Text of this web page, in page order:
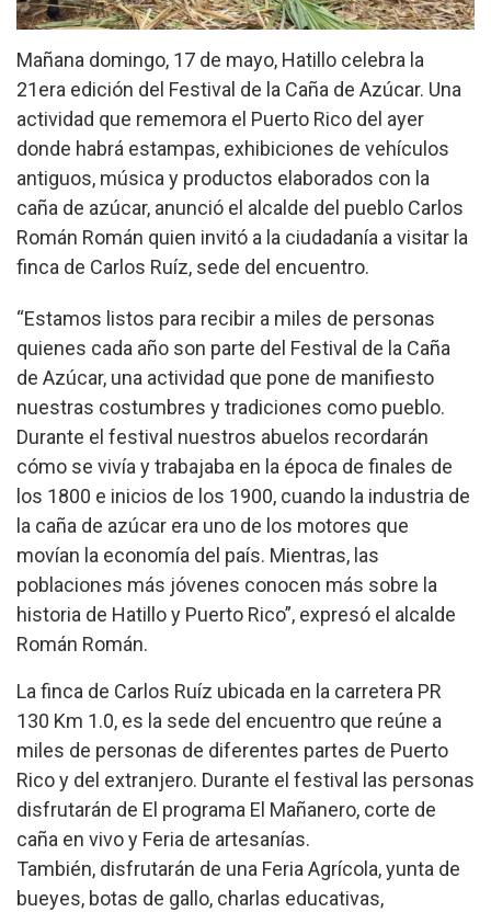
Mañana domingo, 17 de mayo, Hatillo celebra la
21era edición del Festival de la Caña de Azúcar. Una
actividad que rememora el Puerto Rico del ayer
donde habrá estampas, exhibiciones de vehículos
antiguos, música y productos elaborados con la
caña de azúcar, anunció el alcalde del pueblo Carlos
Román Román quien invitó a la ciudadanía a visitar la
finca de Carlos Ruíz, sede del encuentro.
“Estamos listos para recibir a miles de personas
quienes cada año son parte del Festival de la Caña
de Azúcar, una actividad que pone de manifiesto
nuestras costumbres y tradiciones como pueblo.
Durante el festival nuestros abuelos recordarán
cómo se vivía y trabajaba en la época de finales de
los 1800 e inicios de los 1900, cuando la industria de
la caña de azúcar era uno de los motores que
movían la economía del país. Mientras, las
poblaciones más jóvenes conocen más sobre la
historia de Hatillo y Puerto Rico”, expresó el alcalde
Román Román.
La finca de Carlos Ruíz ubicada en la carretera PR
130 Km 1.0, es la sede del encuentro que reúne a
miles de personas de diferentes partes de Puerto
Rico y del extranjero. Durante el festival las personas
disfrutarán de El programa El Mañanero, corte de
caña en vivo y Feria de artesanías.
También, disfrutarán de una Feria Agrícola, yunta de
bueyes, botas de gallo, charlas educativas,